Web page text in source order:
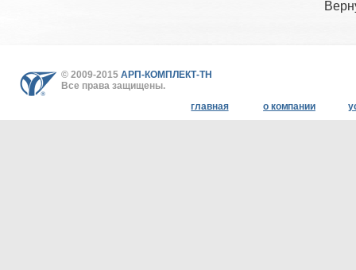
© 2009-2015 АРП-КОМПЛЕКТ-ТН
Все права защищены.
главная
о компании